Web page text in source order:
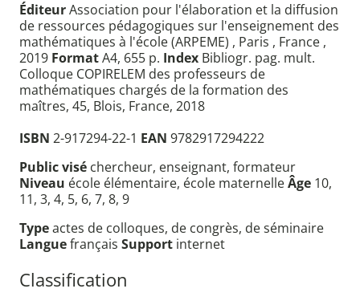
ÉditeurAssociation pour l'élaboration et la diffusion
de ressources pédagogiques sur l'enseignement des
mathématiques à l'école (ARPEME) , Paris , France ,
2019 FormatA4, 655 p. Index Bibliogr. pag. mult.
Colloque COPIRELEM des professeurs de
mathématiques chargés de la formation des
maîtres, 45, Blois, France, 2018
ISBN 2-917294-22-1 EAN 9782917294222
Public visé chercheur, enseignant, formateur
Niveau école élémentaire, école maternelleÂge 10,
11, 3, 4, 5, 6, 7, 8, 9
Typeactes de colloques, de congrès, de séminaire
Languefrançais Support internet
Classification